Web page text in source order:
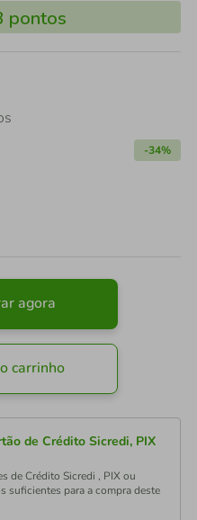
pontos
-34%
agora
carrinho
de Crédito Sicredi, PIX
de Crédito Sicredi , PIX ou
suficientes para a compra deste